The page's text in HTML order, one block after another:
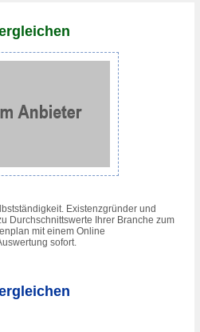
Existenzgründer und
Durchschnittswerte Ihrer Branche zum
mit einem Online
sofort.